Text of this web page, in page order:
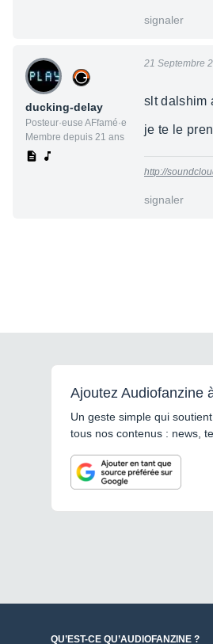
signaler
ducking-delay
Posteur·euse AFfamé·e
Membre depuis 21 ans
21 Septembre
slt dalshim
je te le
http://
signaler
Ajoutez Audiofanzine
Un geste simple qui
tous nos contenus : news,
QU’EST-CE QU’AUDIOFANZINE ?